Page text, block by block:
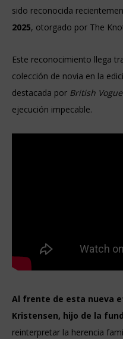
sido reconocida
2025, otorgado por The
Este reconocimiento llega
colección de novia en la
destacada por British Vogue
ejecución impecable.
Al frente de esta nueva
Kristensen, hijo de la
reinterpretar la herencia